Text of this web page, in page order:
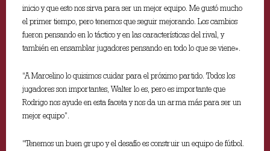
inicio y que esto nos sirva para ser un mejor equipo. Me gustó mucho
el primer tiempo, pero tenemos que seguir mejorando. Los cambios
fueron pensando en lo táctico y en las características del rival, y
también en ensamblar jugadores pensando en todo lo que se viene».
“A Marcelino lo quisimos cuidar para el próximo partido. Todos los
jugadores son importantes, Walter lo es, pero es importante que
Rodrigo nos ayude en esta faceta y nos da un arma más para ser un
mejor equipo”.
“Tenemos un buen grupo y el desafío es construir un equipo de fútbol.